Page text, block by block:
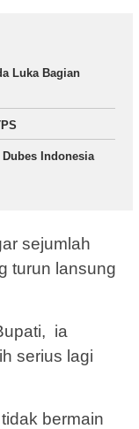
Luka Bagian
Indonesia
sejumlah
turun lansung
ia
serius lagi
bermain